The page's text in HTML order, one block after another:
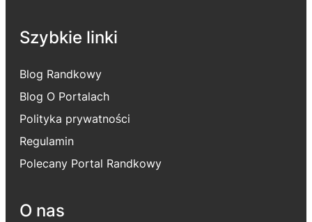
Szybkie linki
Blog Randkowy
Blog O Portalach
Polityka prywatności
Regulamin
Polecany Portal Randkowy
O nas